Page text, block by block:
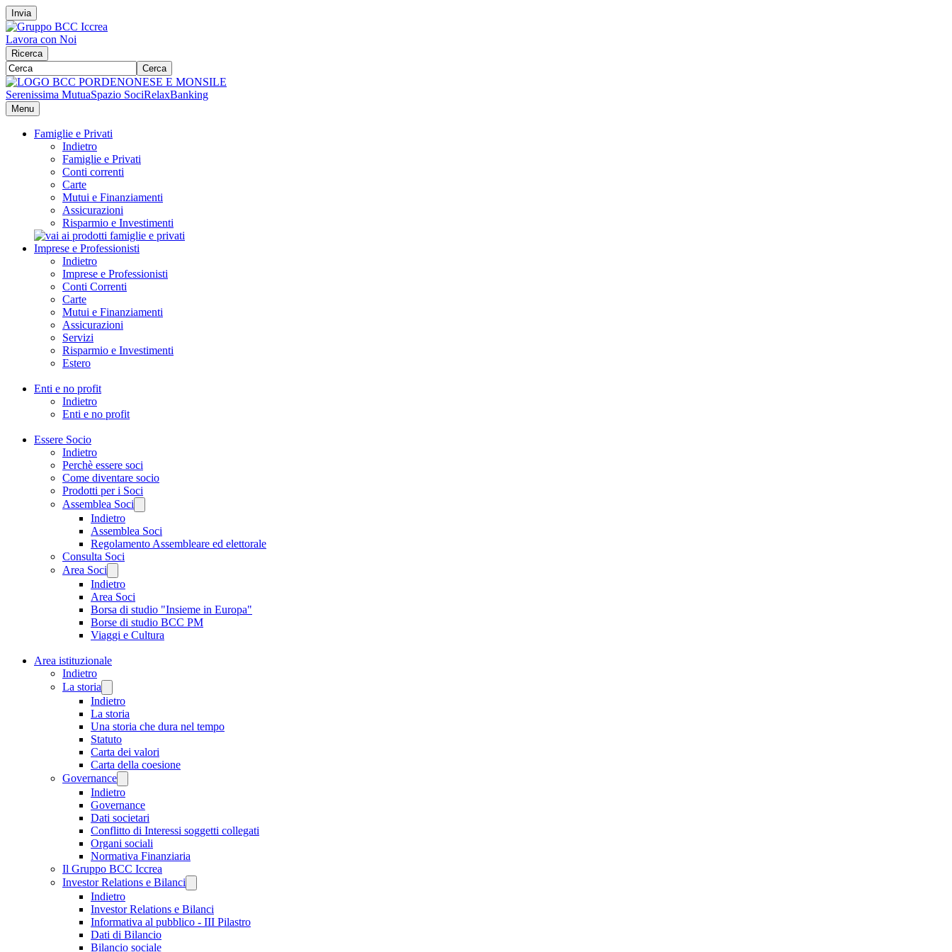
Invia
Lavora con Noi
Ricerca
Cerca
Serenissima MutuaSpazio SociRelaxBanking
Menu
Famiglie e Privati
Indietro
Famiglie e Privati
Conti correnti
Carte
Mutui e Finanziamenti
Assicurazioni
Risparmio e Investimenti
Imprese e Professionisti
Indietro
Imprese e Professionisti
Conti Correnti
Carte
Mutui e Finanziamenti
Assicurazioni
Servizi
Risparmio e Investimenti
Estero
Enti e no profit
Indietro
Enti e no profit
Essere Socio
Indietro
Perchè essere soci
Come diventare socio
Prodotti per i Soci
Assemblea Soci
Indietro
Assemblea Soci
Regolamento Assembleare ed elettorale
Consulta Soci
Area Soci
Indietro
Area Soci
Borsa di studio "Insieme in Europa"
Borse di studio BCC PM
Viaggi e Cultura
Area istituzionale
Indietro
La storia
Indietro
La storia
Una storia che dura nel tempo
Statuto
Carta dei valori
Carta della coesione
Governance
Indietro
Governance
Dati societari
Conflitto di Interessi soggetti collegati
Organi sociali
Normativa Finanziaria
Il Gruppo BCC Iccrea
Investor Relations e Bilanci
Indietro
Investor Relations e Bilanci
Informativa al pubblico - III Pilastro
Dati di Bilancio
Bilancio sociale